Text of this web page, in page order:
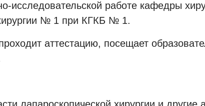
исследовательской работе кафедры
№ 1 при КГКБ № 1.
аттестацию, посещает